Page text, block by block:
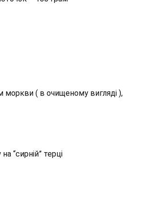
( в очищеному вигляді ),
“сирній” терці